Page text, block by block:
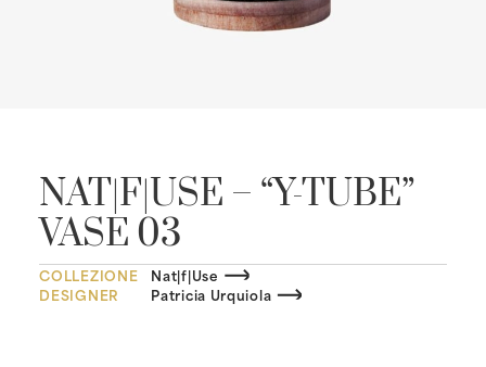
NAT|F|USE – “Y-TUBE”
VASE 03
COLLEZIONE
Nat|f|Use
DESIGNER
Patricia Urquiola